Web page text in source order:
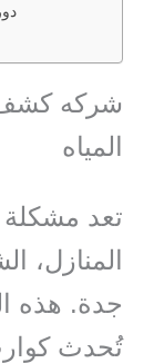
شركه كشف
المياه
تعد مشكلة
المنازل،
جدة. هذه
تُحدث